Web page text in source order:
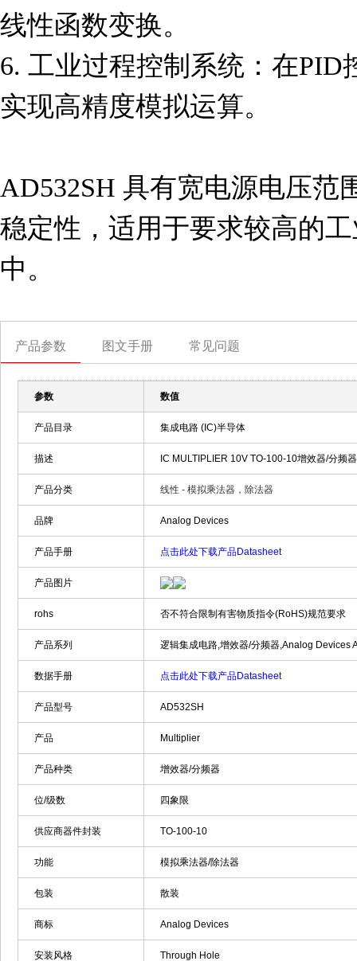
线性函数变换。
6. 工业过程控制系统：在
实现高精度模拟运算。
AD532SH 具有宽电源电压范
稳定性，适用于要求较高的
中。
产品参数 图文手册 常见问题
参数 数值
产品目录 集成电路 (IC)半导体
描述 IC MULTIPLIER 10V TO-100-10增效器/分频
产品分类 线性 - 模拟乘法器，除法器
品牌 Analog Devices
产品手册 点击此处下载产品Datasheet
产品图片
rohs 否不符合限制有害物质指令(RoHS)规范要求
产品系列 逻辑集成电路,增效器/分频器,Analog Devices
数据手册 点击此处下载产品Datasheet
产品型号 AD532SH
产品 Multiplier
产品种类 增效器/分频器
位/级数 四象限
供应商器件封装 TO-100-10
功能 模拟乘法器/除法器
包装 散装
商标 Analog Devices
安装风格 Through Hole